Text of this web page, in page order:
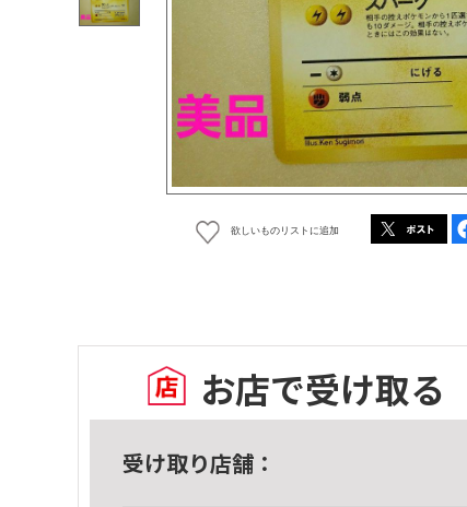
欲しいものリストに追加
お店で受け取る
受け取り店舗：